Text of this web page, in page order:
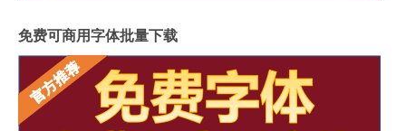
免费可商用字体批量下载